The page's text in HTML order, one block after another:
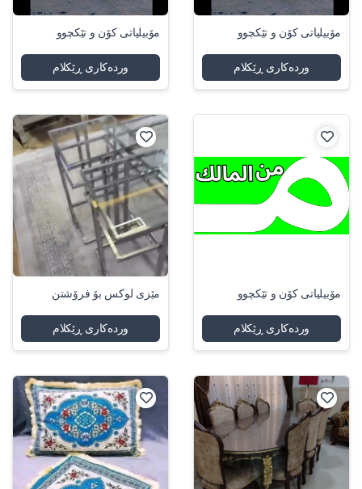
مۆبیلیاتی کۆن و تێکچوو
وردەکاری ڕێکلام
مۆبیلیاتی کۆن و تێکچوو
وردەکاری ڕێکلام
مۆبیلیاتی کۆن و تێکچوو
وردەکاری ڕێکلام
مێزی لوکس بۆ فرۆشتن
وردەکاری ڕێکلام